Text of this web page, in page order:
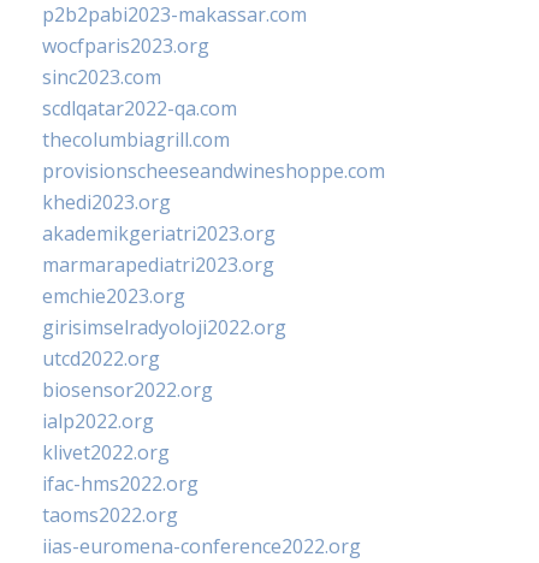
p2b2pabi2023-makassar.com
wocfparis2023.org
sinc2023.com
scdlqatar2022-qa.com
thecolumbiagrill.com
provisionscheeseandwineshoppe.com
khedi2023.org
akademikgeriatri2023.org
marmarapediatri2023.org
emchie2023.org
girisimselradyoloji2022.org
utcd2022.org
biosensor2022.org
ialp2022.org
klivet2022.org
ifac-hms2022.org
taoms2022.org
iias-euromena-conference2022.org